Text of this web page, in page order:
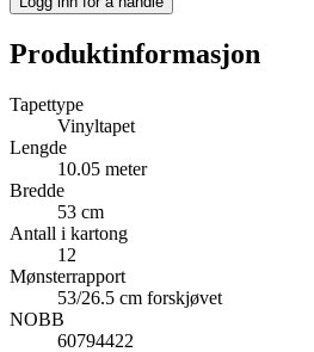
Produktinformasjon
Tapettype
Vinyltapet
Lengde
10.05 meter
Bredde
53 cm
Antall i kartong
12
Mønsterrapport
53/26.5 cm forskjøvet
NOBB
60794422